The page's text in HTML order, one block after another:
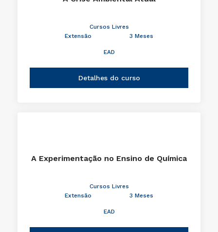
Cursos Livres
Extensão
3 Meses
EAD
Detalhes do curso
A Experimentação no Ensino de Química
Cursos Livres
Extensão
3 Meses
EAD